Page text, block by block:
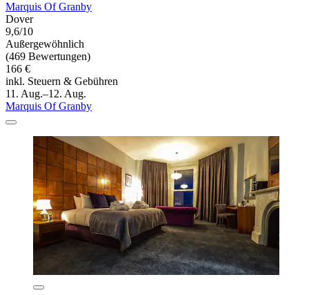
Marquis Of Granby
Dover
9,6/10
Außergewöhnlich
(469 Bewertungen)
166 €
inkl. Steuern & Gebühren
11. Aug.–12. Aug.
Marquis Of Granby